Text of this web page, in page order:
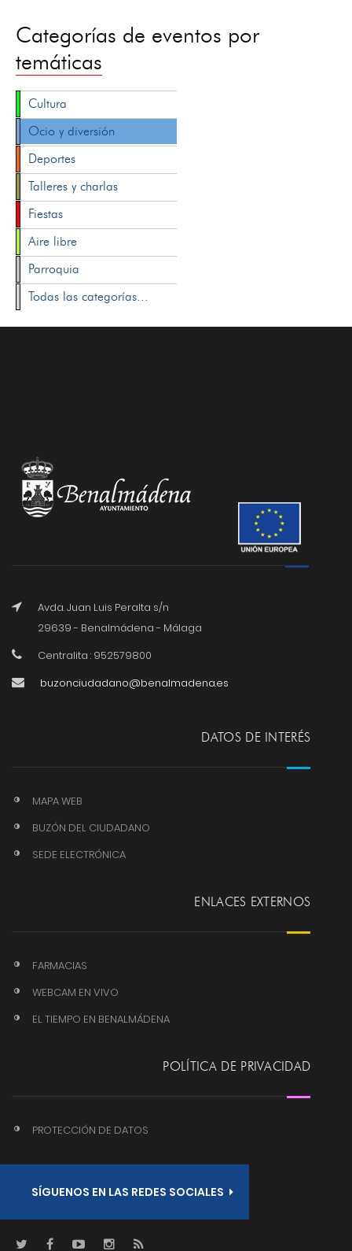
Categorías de eventos por
temáticas
Cultura
Ocio y diversión
Deportes
Talleres y charlas
Fiestas
Aire libre
Parroquia
Todas las categorías...
Avda. Juan Luis Peralta s/n
29639 - Benalmádena - Málaga
Centralita : 952579800
buzonciudadano@benalmadena.es
DATOS DE INTERÉS
MAPA WEB
BUZÓN DEL CIUDADANO
SEDE ELECTRÓNICA
ENLACES EXTERNOS
FARMACIAS
WEBCAM EN VIVO
EL TIEMPO EN BENALMÁDENA
POLÍTICA DE PRIVACIDAD
PROTECCIÓN DE DATOS
SÍGUENOS EN LAS REDES SOCIALES